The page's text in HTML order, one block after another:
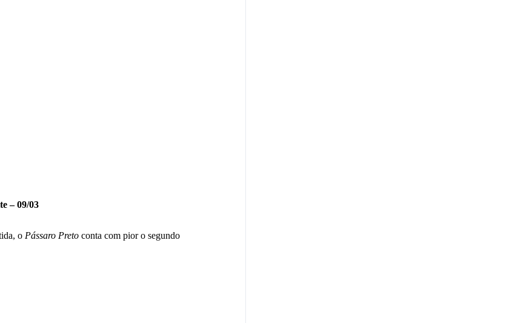
– 09/03
o Pássaro Preto conta com pior o segundo